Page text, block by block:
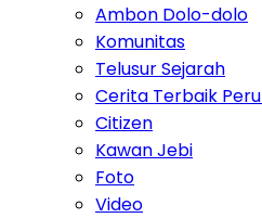
Ambon Dolo-dolo
Komunitas
Telusur Sejarah
Cerita Terbaik
Citizen
Kawan Jebi
Foto
Video